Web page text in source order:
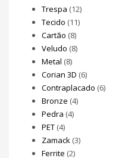
Trespa (12)
Tecido (11)
Cartão (8)
Veludo (8)
Metal (8)
Corian 3D (6)
Contraplacado (6)
Bronze (4)
Pedra (4)
PET (4)
Zamack (3)
Ferrite (2)